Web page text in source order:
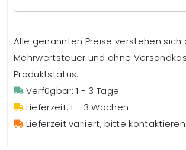
Alle genannten Preise verstehen sich
Mehrwertsteuer und ohne
Produktstatus:
Verfügbar: 1 - 3 Tage
Lieferzeit: 1 - 3 Wochen
Lieferzeit variiert, bitte kontaktieren